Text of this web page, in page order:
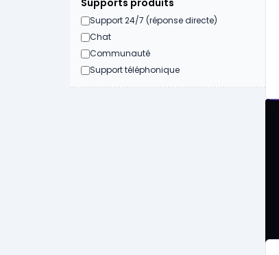
Supports produits
Support 24/7 (réponse directe)
Chat
Communauté
Support téléphonique